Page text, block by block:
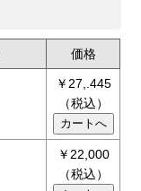
価格
￥27,.445
（税込）
￥22,000
（税込）